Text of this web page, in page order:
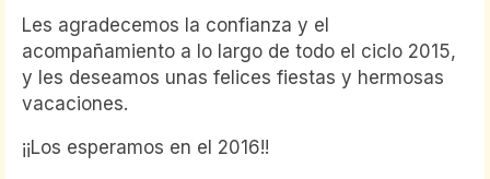
Les agradecemos la confianza y el
acompañamiento a lo largo de todo el ciclo 2015,
y les deseamos unas felices fiestas y hermosas
vacaciones.
¡¡Los esperamos en el 2016!!